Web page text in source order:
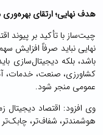
هدف نهایی؛ ارتقای
چیت‌ساز با تأکید بر پیوند
نهایی نباید صرفاً افزایش
باشد، بلکه دیجیتال‌سازی
کشاورزی، صنعت، خدمات،
عمومی منجر شود.
وی افزود: اقتصاد دیجیتال
هوشمندتر، شفاف‌تر، چابک‌تر